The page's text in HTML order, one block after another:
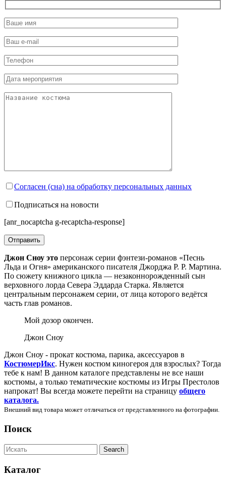
Согласен (сна) на обработку персональных данных
Подписаться на новости
[anr_nocaptcha g-recaptcha-response]
Джон Сноу это персонаж серии фэнтези-романов «Песнь
Льда и Огня» американского писателя Джорджа Р. Р. Мартина.
По сюжету книжного цикла — незаконнорожденный сын
верховного лорда Севера Эддарда Старка. Является
центральным персонажем серии, от лица которого ведётся
часть глав романов.
Мой дозор окончен.
Джон Сноу
Джон Сноу - прокат костюма, парика, аксессуаров в
КостюмерИкс. Нужен костюм киногероя для взрослых? Тогда
тебе к нам! В данном каталоге представлены не все наши
костюмы, а только тематические костюмы из Игры Престолов
напрокат! Вы всегда можете перейти на страницу общего
каталога.
Внешний вид товара может отличаться от представленного на фотографии.
Поиск
Каталог